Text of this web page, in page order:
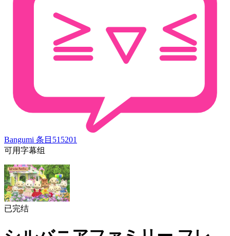
Bangumi 条目 515201
可用字幕组
已完结